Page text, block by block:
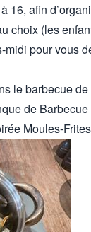
16, afin
choix (les
midi pour vous
le barbecue
de
Moules-Frites